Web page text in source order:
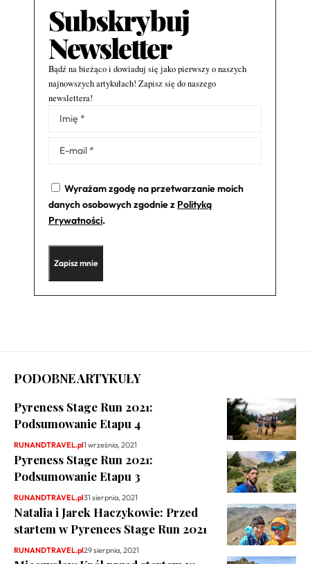
Subskrybuj
Newsletter
Bądź na bieżąco i dowiaduj się jako pierwszy o naszych
najnowszych artykułach! Zapisz się do naszego
newslettera!
Wyrażam zgodę na przetwarzanie moich
danych osobowych zgodnie z Polityką
Prywatności.
Alternative:
PODOBNE ARTYKUŁY
Pyreness Stage Run 2021:
Podsumowanie Etapu 4
RUNANDTRAVEL.pl1 września, 2021
Pyreness Stage Run 2021:
Podsumowanie Etapu 3
RUNANDTRAVEL.pl31 sierpnia, 2021
Natalia i Jarek Haczykowie: Przed
startem w Pyrenees Stage Run 2021
RUNANDTRAVEL.pl29 sierpnia, 2021